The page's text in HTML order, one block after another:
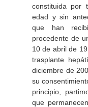
constituida por
edad y sin
que han
procedente de
10 de abril de
trasplante
diciembre de
su
principio,
que